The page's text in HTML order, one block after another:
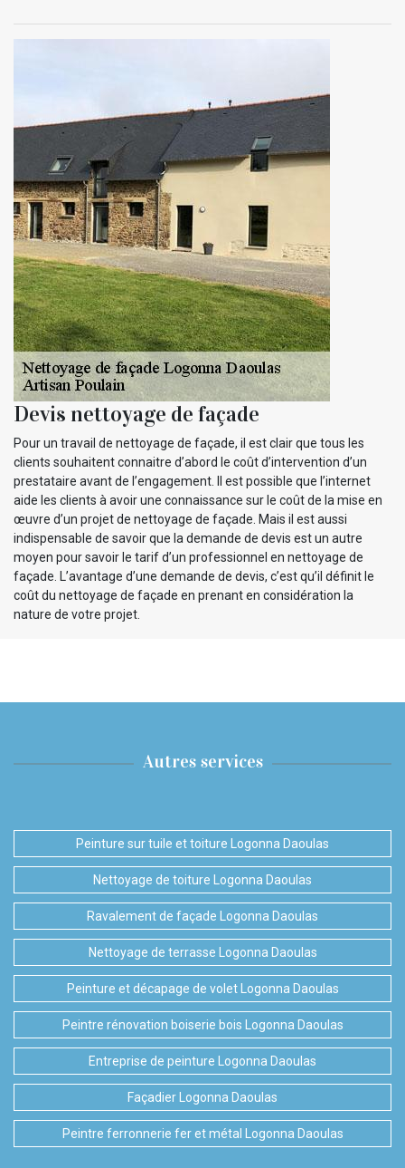
Devis nettoyage de façade
Pour un travail de nettoyage de façade, il est clair que tous les
clients souhaitent connaitre d’abord le coût d’intervention d’un
prestataire avant de l’engagement. Il est possible que l’internet
aide les clients à avoir une connaissance sur le coût de la mise en
œuvre d’un projet de nettoyage de façade. Mais il est aussi
indispensable de savoir que la demande de devis est un autre
moyen pour savoir le tarif d’un professionnel en nettoyage de
façade. L’avantage d’une demande de devis, c’est qu’il définit le
coût du nettoyage de façade en prenant en considération la
nature de votre projet.
Autres services
Peinture sur tuile et toiture Logonna Daoulas
Nettoyage de toiture Logonna Daoulas
Ravalement de façade Logonna Daoulas
Nettoyage de terrasse Logonna Daoulas
Peinture et décapage de volet Logonna Daoulas
Peintre rénovation boiserie bois Logonna Daoulas
Entreprise de peinture Logonna Daoulas
Façadier Logonna Daoulas
Peintre ferronnerie fer et métal Logonna Daoulas